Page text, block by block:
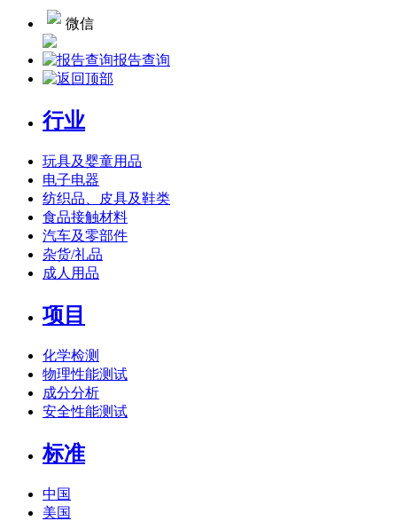
微信
报告查询
行业
玩具及婴童用品
电子电器
纺织品、皮具及鞋类
食品接触材料
汽车及零部件
杂货/礼品
成人用品
项目
化学检测
物理性能测试
成分分析
安全性能测试
标准
中国
美国